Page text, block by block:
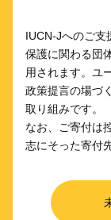
IUCN-Jへのご支
保護に関わる団
用されます。ユ
政策提言の場づ
取り組みです。
なお、ご寄付は
志にそった寄付